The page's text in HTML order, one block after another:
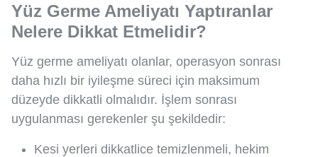
Yüz Germe Ameliyatı Yaptıranlar
Nelere Dikkat Etmelidir?
Yüz germe ameliyatı olanlar, operasyon sonrası
daha hızlı bir iyileşme süreci için maksimum
düzeyde dikkatli olmalıdır. İşlem sonrası
uygulanması gerekenler şu şekildedir:
Kesi yerleri dikkatlice temizlenmeli, hekim